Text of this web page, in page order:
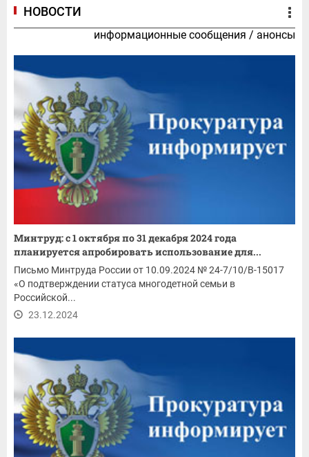
НОВОСТИ
информационные сообщения / анонсы
Минтруд: с 1 октября по 31 декабря 2024 года
планируется апробировать использование для...
Письмо Минтруда России от 10.09.2024 № 24-7/10/В-15017
«О подтверждении статуса многодетной семьи в
Российской...
23.12.2024